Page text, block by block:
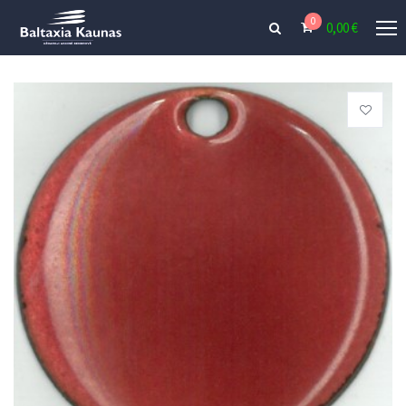
0 0,00€